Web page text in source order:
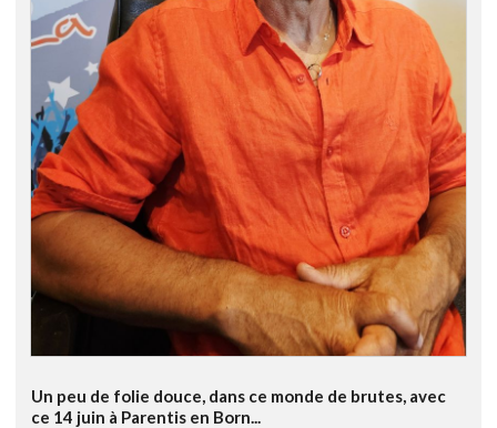
Un peu de folie douce, dans ce monde de brutes, avec
ce 14 juin à Parentis en Born...